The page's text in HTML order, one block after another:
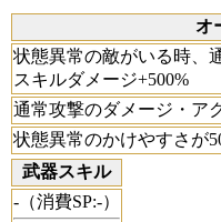
オ
状態異常の敵がいる時、
スキルダメージ+500%
通常攻撃のダメージ・ア
状態異常のかけやすさが
武器スキル
-（消費SP:-）